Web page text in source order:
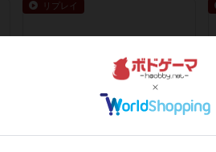
リプレイ
目撃者たちの夜